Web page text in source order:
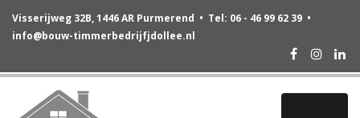
Visserijweg 32B, 1446 AR Purmerend • Tel: 06 - 46 99 62 39 •
info@bouw-timmerbedrijfjdollee.nl
Facebook